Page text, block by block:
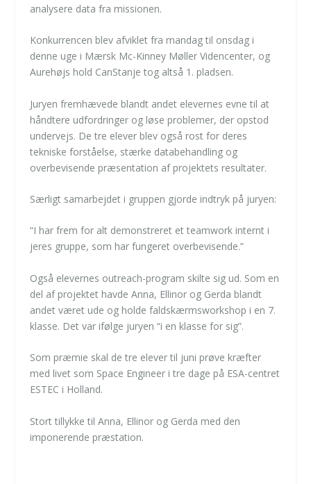
analysere data fra missionen.
Konkurrencen blev afviklet fra mandag til onsdag i
denne uge i Mærsk Mc-Kinney Møller Videncenter, og
Aurehøjs hold CanStanje tog altså 1. pladsen.
Juryen fremhævede blandt andet elevernes evne til at
håndtere udfordringer og løse problemer, der opstod
undervejs. De tre elever blev også rost for deres
tekniske forståelse, stærke databehandling og
overbevisende præsentation af projektets resultater.
Særligt samarbejdet i gruppen gjorde indtryk på juryen:
“I har frem for alt demonstreret et teamwork internt i
jeres gruppe, som har fungeret overbevisende.”
Også elevernes outreach-program skilte sig ud. Som en
del af projektet havde Anna, Ellinor og Gerda blandt
andet været ude og holde faldskærmsworkshop i en 7.
klasse. Det var ifølge juryen “i en klasse for sig”.
Som præmie skal de tre elever til juni prøve kræfter
med livet som Space Engineer i tre dage på ESA-centret
ESTEC i Holland.
Stort tillykke til Anna, Ellinor og Gerda med den
imponerende præstation.